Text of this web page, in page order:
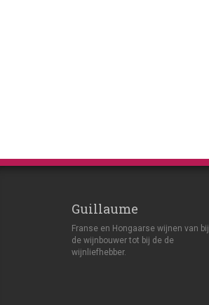
Guillaume
Franse en Hongaarse wijnen van bij
de wijnbouwer tot bij de de
wijnliefhebber.